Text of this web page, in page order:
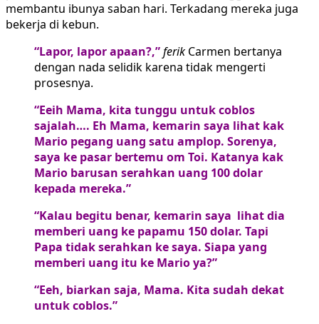
membantu ibunya saban hari. Terkadang mereka juga
bekerja di kebun.
“Lapor, lapor apaan?,”ferik Carmen bertanya
dengan nada selidik karena tidak mengerti
prosesnya.
“Eeih Mama, kita tunggu untuk coblos
sajalah…. Eh Mama, kemarin saya lihat kak
Mario pegang uang satu amplop. Sorenya,
saya ke pasar bertemu om Toi. Katanya kak
Mario barusan serahkan uang 100 dolar
kepada mereka.”
“Kalau begitu benar, kemarin saya lihat dia
memberi uang ke papamu 150 dolar. Tapi
Papa tidak serahkan ke saya. Siapa yang
memberi uang itu ke Mario ya?”
“Eeh, biarkan saja, Mama. Kita sudah dekat
untuk coblos.”